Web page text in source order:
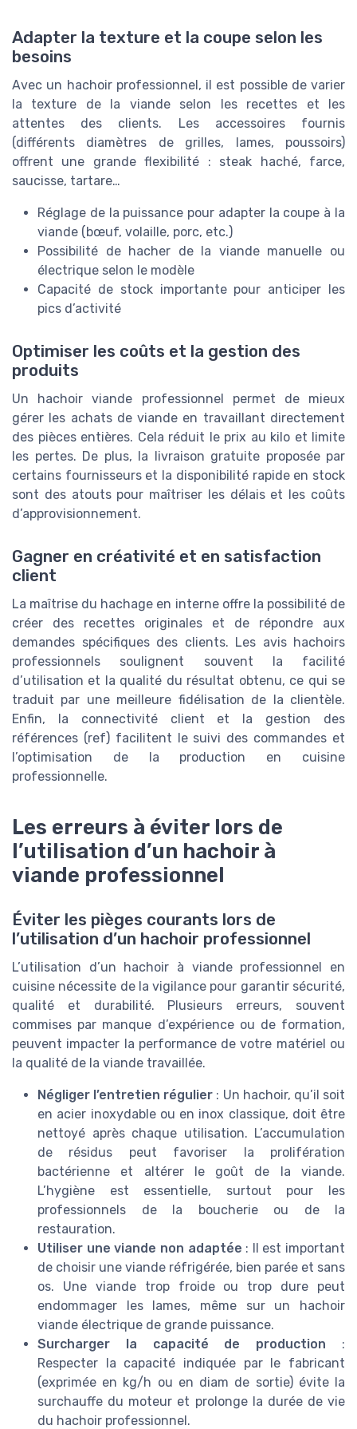
Adapter la texture et la coupe selon les
besoins
Avec un hachoir professionnel, il est possible de varier
la texture de la viande selon les recettes et les
attentes des clients. Les accessoires fournis
(différents diamètres de grilles, lames, poussoirs)
offrent une grande flexibilité : steak haché, farce,
saucisse, tartare…
Réglage de la puissance pour adapter la coupe à la
viande (bœuf, volaille, porc, etc.)
Possibilité de hacher de la viande manuelle ou
électrique selon le modèle
Capacité de stock importante pour anticiper les
pics d’activité
Optimiser les coûts et la gestion des
produits
Un hachoir viande professionnel permet de mieux
gérer les achats de viande en travaillant directement
des pièces entières. Cela réduit le prix au kilo et limite
les pertes. De plus, la livraison gratuite proposée par
certains fournisseurs et la disponibilité rapide en stock
sont des atouts pour maîtriser les délais et les coûts
d’approvisionnement.
Gagner en créativité et en satisfaction
client
La maîtrise du hachage en interne offre la possibilité de
créer des recettes originales et de répondre aux
demandes spécifiques des clients. Les avis hachoirs
professionnels soulignent souvent la facilité
d’utilisation et la qualité du résultat obtenu, ce qui se
traduit par une meilleure fidélisation de la clientèle.
Enfin, la connectivité client et la gestion des
références (ref) facilitent le suivi des commandes et
l’optimisation de la production en cuisine
professionnelle.
Les erreurs à éviter lors de
l’utilisation d’un hachoir à
viande professionnel
Éviter les pièges courants lors de
l’utilisation d’un hachoir professionnel
L’utilisation d’un hachoir à viande professionnel en
cuisine nécessite de la vigilance pour garantir sécurité,
qualité et durabilité. Plusieurs erreurs, souvent
commises par manque d’expérience ou de formation,
peuvent impacter la performance de votre matériel ou
la qualité de la viande travaillée.
Négliger l’entretien régulier : Un hachoir, qu’il soit
en acier inoxydable ou en inox classique, doit être
nettoyé après chaque utilisation. L’accumulation
de résidus peut favoriser la prolifération
bactérienne et altérer le goût de la viande.
L’hygiène est essentielle, surtout pour les
professionnels de la boucherie ou de la
restauration.
Utiliser une viande non adaptée : Il est important
de choisir une viande réfrigérée, bien parée et sans
os. Une viande trop froide ou trop dure peut
endommager les lames, même sur un hachoir
viande électrique de grande puissance.
Surcharger la capacité de production :
Respecter la capacité indiquée par le fabricant
(exprimée en kg/h ou en diam de sortie) évite la
surchauffe du moteur et prolonge la durée de vie
du hachoir professionnel.